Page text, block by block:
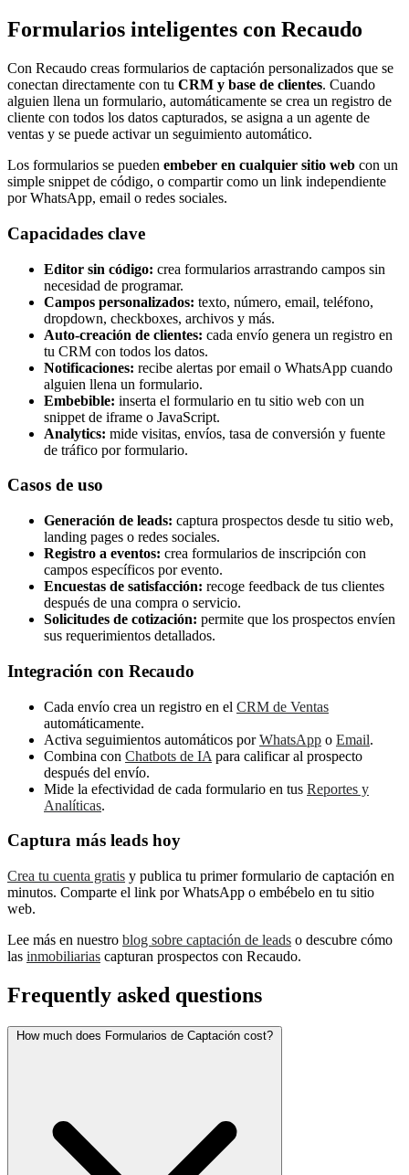
Formularios inteligentes con Recaudo
Con Recaudo creas formularios de captación personalizados que se
conectan directamente con tu CRM y base de clientes. Cuando
alguien llena un formulario, automáticamente se crea un registro de
cliente con todos los datos capturados, se asigna a un agente de
ventas y se puede activar un seguimiento automático.
Los formularios se pueden embeber en cualquier sitio web con un
simple snippet de código, o compartir como un link independiente
por WhatsApp, email o redes sociales.
Capacidades clave
Editor sin código: crea formularios arrastrando campos sin
necesidad de programar.
Campos personalizados: texto, número, email, teléfono,
dropdown, checkboxes, archivos y más.
Auto-creación de clientes: cada envío genera un registro en
tu CRM con todos los datos.
Notificaciones: recibe alertas por email o WhatsApp cuando
alguien llena un formulario.
Embebible: inserta el formulario en tu sitio web con un
snippet de iframe o JavaScript.
Analytics: mide visitas, envíos, tasa de conversión y fuente
de tráfico por formulario.
Casos de uso
Generación de leads: captura prospectos desde tu sitio web,
landing pages o redes sociales.
Registro a eventos: crea formularios de inscripción con
campos específicos por evento.
Encuestas de satisfacción: recoge feedback de tus clientes
después de una compra o servicio.
Solicitudes de cotización: permite que los prospectos envíen
sus requerimientos detallados.
Integración con Recaudo
Cada envío crea un registro en el CRM de Ventas
automáticamente.
Activa seguimientos automáticos porWhatsApp o Email.
Combina con Chatbots de IA para calificar al prospecto
después del envío.
Mide la efectividad de cada formulario en tus Reportes y
Analíticas.
Captura más leads hoy
Crea tu cuenta gratis y publica tu primer formulario de captación en
minutos. Comparte el link por WhatsApp o embébelo en tu sitio
web.
Lee más en nuestro blog sobre captación de leads o descubre cómo
las inmobiliarias capturan prospectos con Recaudo.
Frequently asked questions
How much does Formularios de Captación cost?